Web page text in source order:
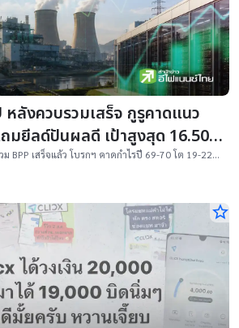
ลังควบรวมเสร็จ กูรูคาดแนว
มยีลด์ปันผลดี เป้าสูงสุด 16.50
BPP เสร็จแล้ว โบรกฯ คาดกำไรปี 69-70 โต 19-22%
บาท ยีลด์ปันผลดีเกิน 4.5%
star_border